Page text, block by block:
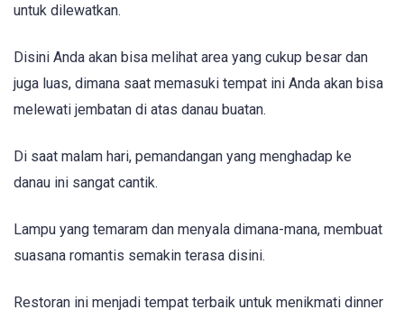
untuk dilewatkan.
Disini Anda akan bisa melihat area yang cukup besar dan
juga luas, dimana saat memasuki tempat ini Anda akan bisa
melewati jembatan di atas danau buatan.
Di saat malam hari, pemandangan yang menghadap ke
danau ini sangat cantik.
Lampu yang temaram dan menyala dimana-mana, membuat
suasana romantis semakin terasa disini.
Restoran ini menjadi tempat terbaik untuk menikmati dinner